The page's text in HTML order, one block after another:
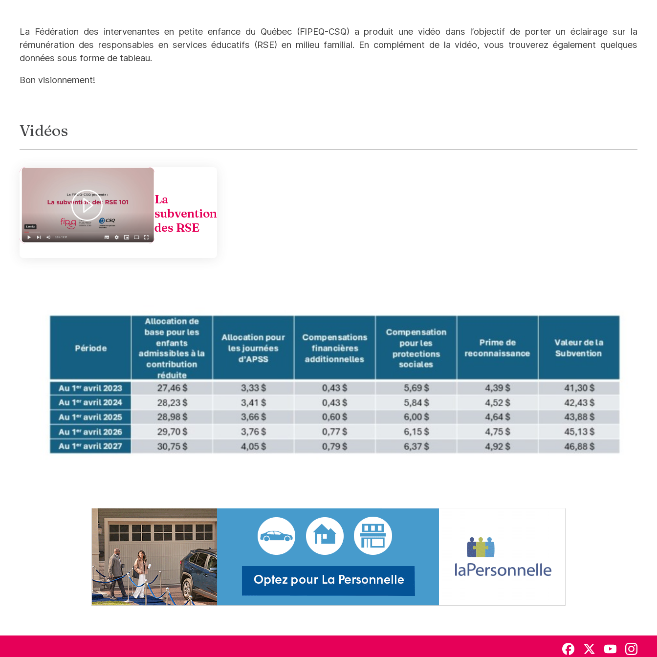
La Fédération des intervenantes en petite enfance du Québec (FIPEQ-CSQ) a produit une vidéo dans l’objectif de porter un éclairage sur la
rémunération des responsables en services éducatifs (RSE) en milieu familial. En complément de la vidéo, vous trouverez également quelques
données sous forme de tableau.
Bon visionnement!
Vidéos
La
subvention
des RSE